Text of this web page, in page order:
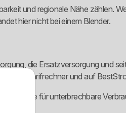
und regionale Nähe zählen.
hier nicht bei einem Blender.
die Ersatzversorgung und
ihren Tarifrechner und auf
sowie für unterbrechbare